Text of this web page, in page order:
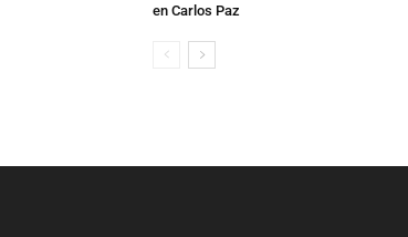
en Carlos Paz